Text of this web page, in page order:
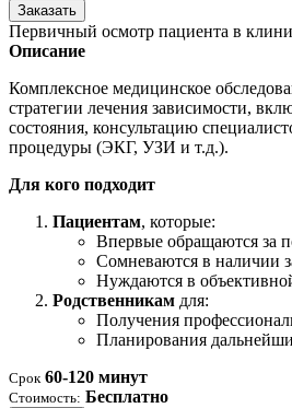
Заказать
Первичный осмотр пациента в
Описание
Комплексное медицинское
стратегии лечения зависимости,
состояния, консультацию
процедуры (ЭКГ, УЗИ и т.д.).
Для кого подходит
Пациентам, которые:
Впервые обращаются за
Сомневаются в наличии
Нуждаются в
Родственникам для:
Получения
Планирования
Срок 60-120 минут
Стоимость: Бесплатно